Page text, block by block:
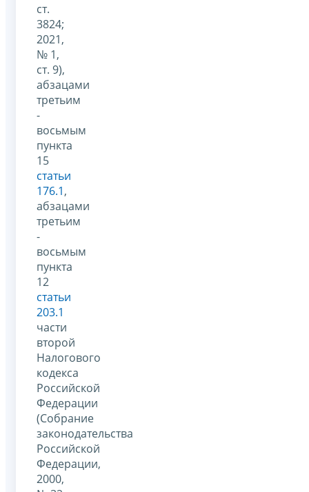
ст.
3824;
2021,
№ 1,
ст. 9),
абзацами
третьим
-
восьмым
пункта
15
статьи
176.1,
абзацами
третьим
-
восьмым
пункта
12
статьи
203.1
части
второй
Налогового
кодекса
Российской
Федерации
(Собрание
законодательства
Российской
Федерации,
2000,